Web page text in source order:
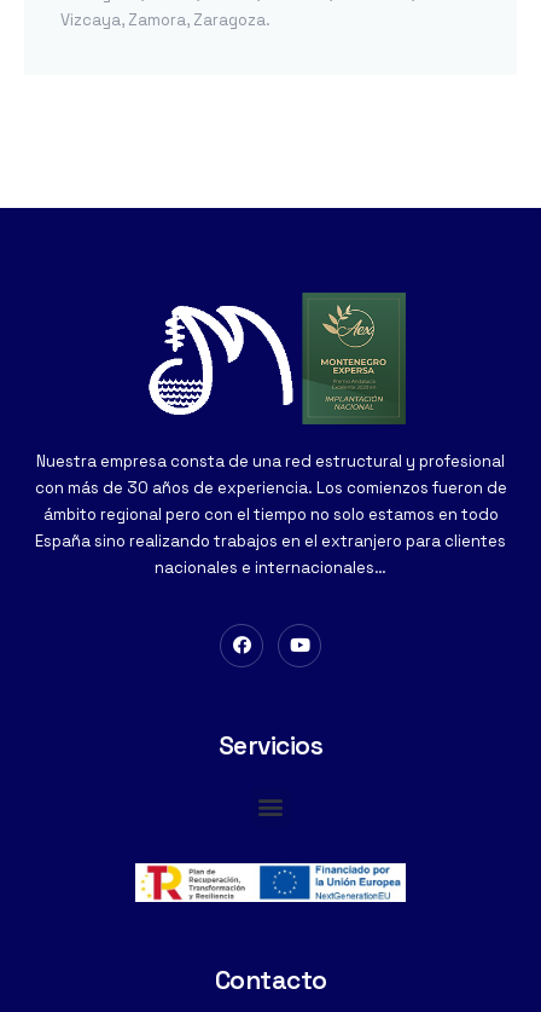
Vizcaya, Zamora, Zaragoza.
Nuestra empresa consta de una red estructural y profesional
con más de 30 años de experiencia. Los comienzos fueron de
ámbito regional pero con el tiempo no solo estamos en todo
España sino realizando trabajos en el extranjero para clientes
nacionales e internacionales…
Servicios
Contacto